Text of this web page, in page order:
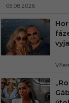
05.08.2026